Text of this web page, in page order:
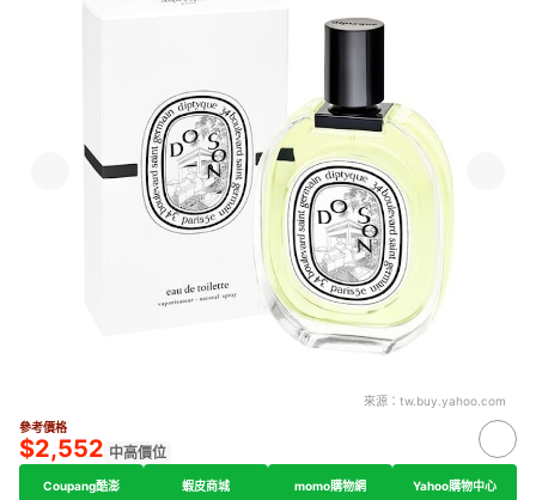
來源： tw.buy.yahoo.com
參考價格
$2,552 中高價位
Coupang酷澎 蝦皮商城 momo購物網 Yahoo購物中心